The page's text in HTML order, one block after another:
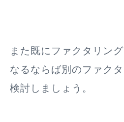
また既にファクタリン
なるならば別のファク
検討しましょう。